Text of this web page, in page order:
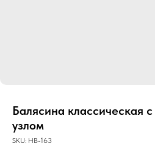
Балясина классическая
узлом
SKU: HB-163